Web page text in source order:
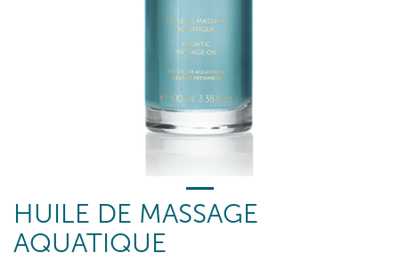
HUILE DE MASSAGE
AQUATIQUE